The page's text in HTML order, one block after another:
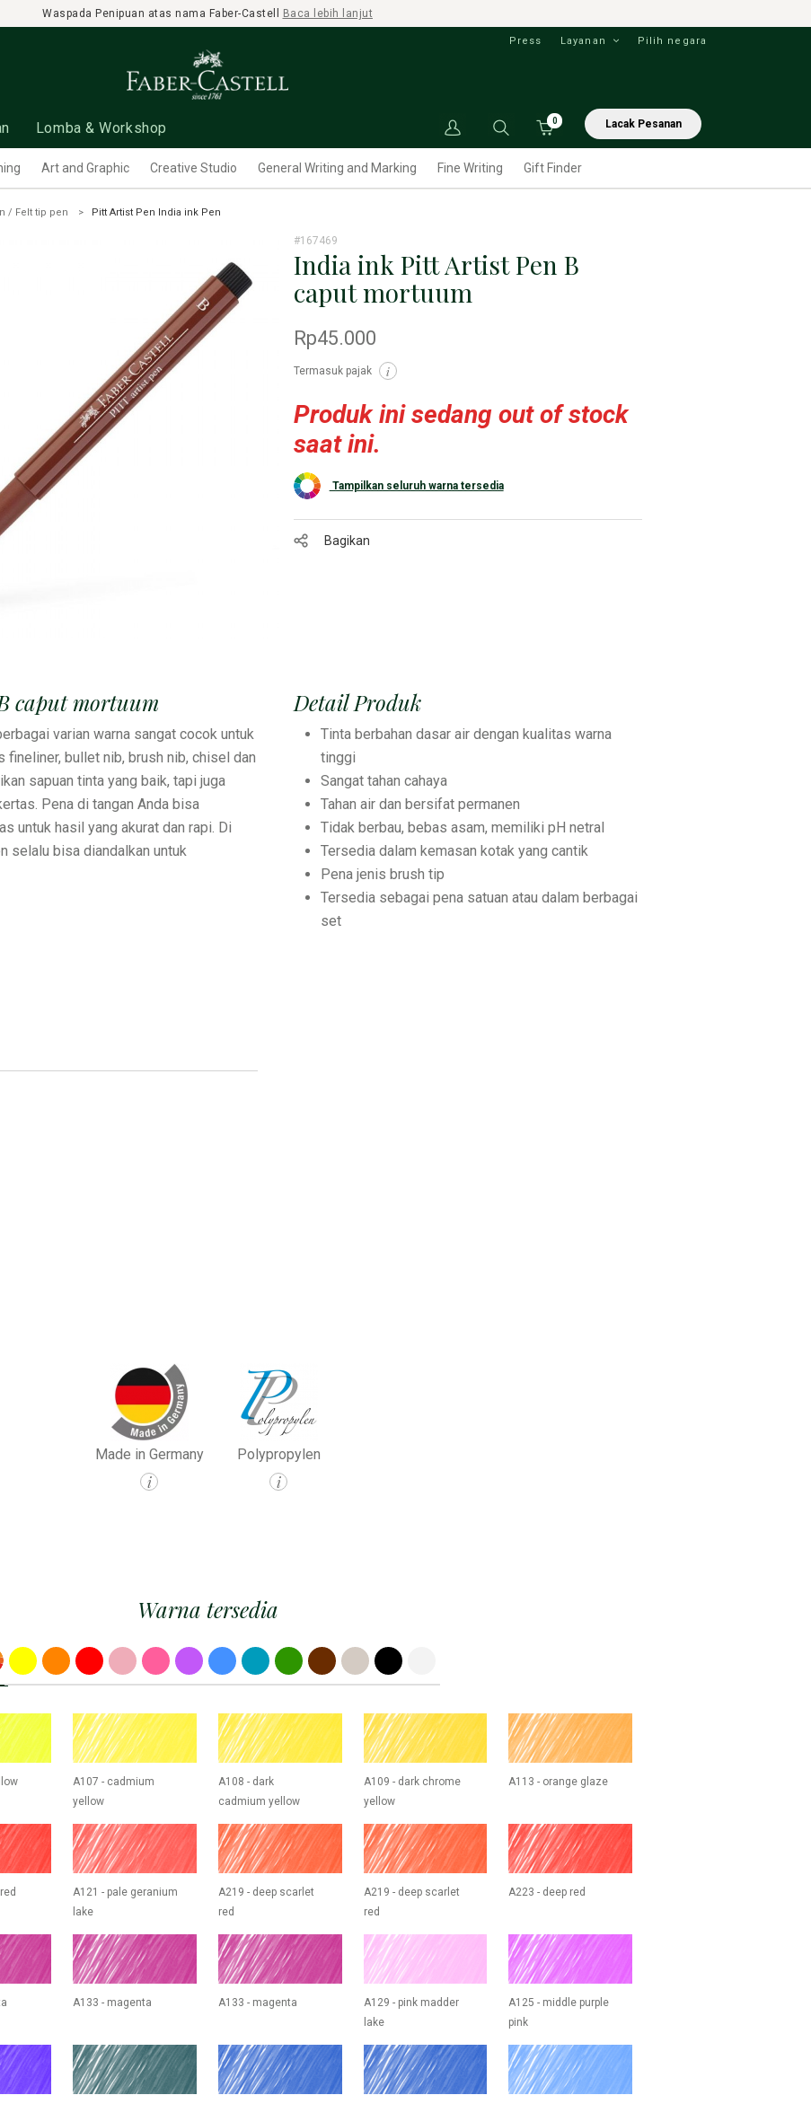
Waspada Penipuan atas nama Faber-Castell Baca lebih lanjut
Lomba & Workshop
Press Layanan Pilih negara
0 Lacak Pesanan
Art and Graphic Creative Studio General Writing and Marking Fine Writing Gift Finder
/ Felt tip pen Pitt Artist Pen India ink Pen
#167469
India ink Pitt Artist Pen B
caput mortuum
Rp45.000
Termasuk pajak i
Produk ini sedang out of stock
saat ini.
Tampilkan seluruh warna tersedia
Bagikan
caput mortuum
varian warna sangat cocok untuk
bullet nib, brush nib, chisel dan
sapuan tinta yang baik, tapi juga
Pena di tangan Anda bisa
untuk hasil yang akurat dan rapi. Di
selalu bisa diandalkan untuk
Detail Produk
Tinta berbahan dasar air dengan kualitas warna
tinggi
Sangat tahan cahaya
Tahan air dan bersifat permanen
Tidak berbau, bebas asam, memiliki pH netral
Tersedia dalam kemasan kotak yang cantik
Pena jenis brush tip
Tersedia sebagai pena satuan atau dalam berbagai
set
Made in Germany
i
Polypropylen
i
Warna tersedia
A107 - cadmium
yellow
A108 - dark
cadmium yellow
A109 - dark chrome
yellow
A113 - orange glaze
A121 - pale geranium
lake
A219 - deep scarlet
red
A219 - deep scarlet
red
A223 - deep red
A133 - magenta A133 - magenta
A129 - pink madder
lake
A125 - middle purple
pink